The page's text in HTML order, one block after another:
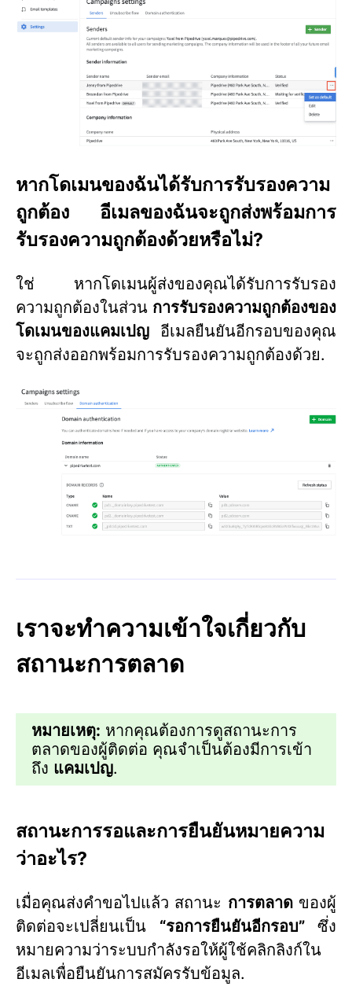
หากโดเมนของฉันได้รับการรับรองความ
ถูกต้อง อีเมลของฉันจะถูกส่งพร้อมการ
รับรองความถูกต้องด้วยหรือไม่?
ใช่ หากโดเมนผู้ส่งของคุณได้รับการรับรอง
ความถูกต้องในส่วน การรับรองความถูกต้องของ
โดเมนของแคมเปญ อีเมลยืนยันอีกรอบของคุณ
จะถูกส่งออกพร้อมการรับรองความถูกต้องด้วย.
เราจะทำความเข้าใจเกี่ยวกับ
สถานะการตลาด
หมายเหตุ: หากคุณต้องการดูสถานะการ
ตลาดของผู้ติดต่อ คุณจำเป็นต้องมีการเข้า
ถึง แคมเปญ.
สถานะการรอและการยืนยันหมายความ
ว่าอะไร?
เมื่อคุณส่งคำขอไปแล้ว สถานะ การตลาดของผู้
ติดต่อจะเปลี่ยนเป็น “รอการยืนยันอีกรอบ”ซึ่ง
หมายความว่าระบบกำลังรอให้ผู้ใช้คลิกลิงก์ใน
อีเมลเพื่อยืนยันการสมัครรับข้อมูล.